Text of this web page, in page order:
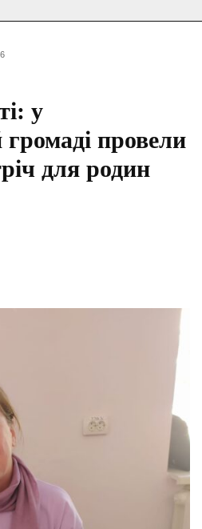
у
громаді провели
для родин